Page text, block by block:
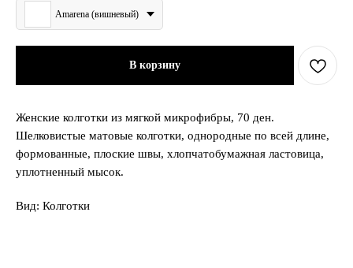
Amarena (вишневый)
В корзину
Женские колготки из мягкой микрофибры, 70 ден.
Шелковистые матовые колготки, однородные по всей длине,
формованные, плоские швы, хлопчатобумажная ластовица,
уплотненный мысок.
Вид: Колготки